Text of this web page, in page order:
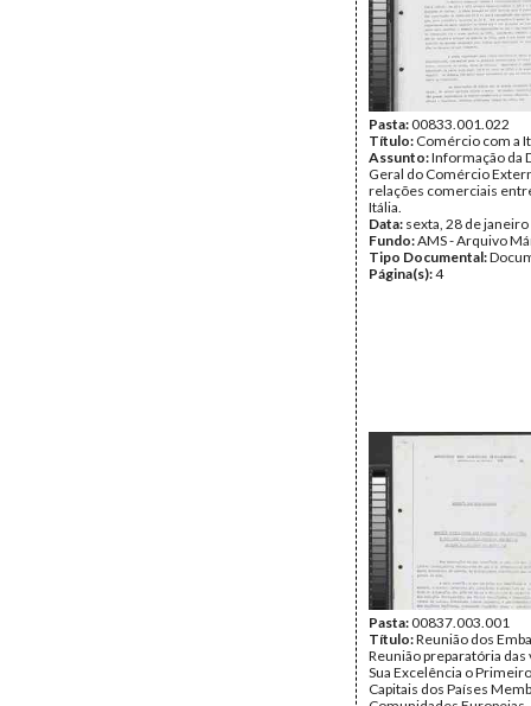
Pasta:00833.001.022
Título: Comércio com a
Assunto:Informação da
Geral do Comércio
relações comerciais
Itália.
Data: sexta, 28 de
Fundo:AMS - Arquivo
Tipo Documental:
Página(s):4
Pasta:00837.003.001
Título:Reunião dos
Reunião preparatória das
Sua Excelência o
Capitais dos Países